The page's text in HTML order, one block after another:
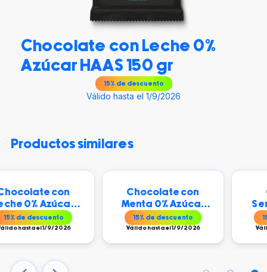
Chocolate con Leche 0%
Azúcar HAAS 150 gr
15% de descuento
Válido hasta el 1/9/2026
productos similares
con
gr
1/9/2026
Chocolate con
Menta 0% Azúcar
HAAS 150 gr
% de descuento
Válido hasta el 1/9/2026
Azúcar% de
Válido hasta el